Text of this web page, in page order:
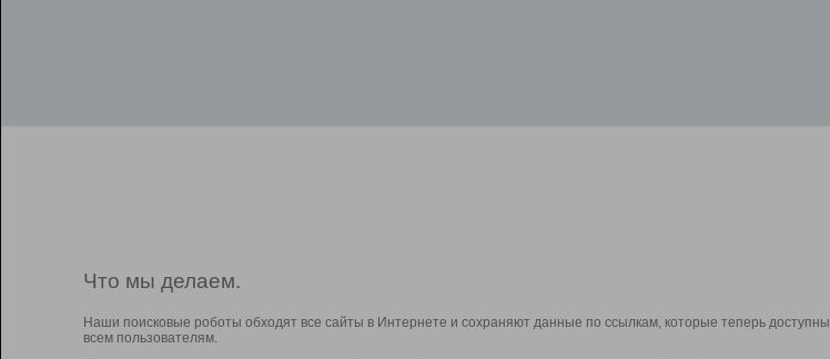
Что мы делаем.
Наши поисковые роботы обходят все сайты в Интернете и сохраняют данные по ссылкам, которые теперь доступны
всем пользователям.